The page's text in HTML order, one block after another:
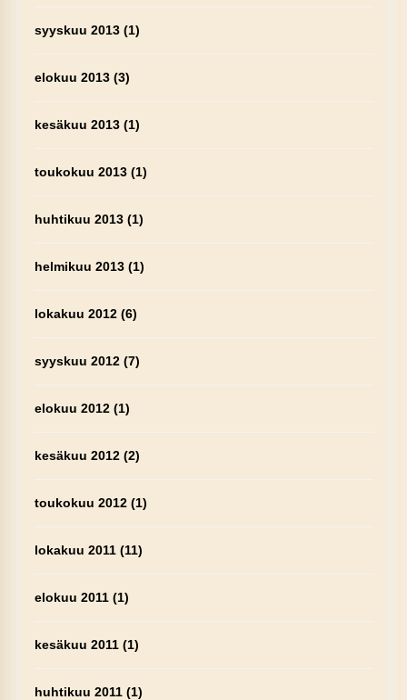
syyskuu 2013(1)
elokuu 2013(3)
kesäkuu 2013(1)
toukokuu 2013(1)
huhtikuu 2013(1)
helmikuu 2013(1)
lokakuu 2012(6)
syyskuu 2012(7)
elokuu 2012(1)
kesäkuu 2012(2)
toukokuu 2012(1)
lokakuu 2011(11)
elokuu 2011(1)
kesäkuu 2011(1)
huhtikuu 2011(1)